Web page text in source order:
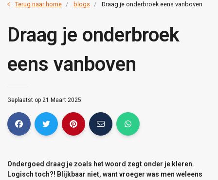
Terug naar home blogs Draag je onderbroek eens vanboven
Draag je onderbroek
eens vanboven
Geplaatst op 21 Maart 2025
Ondergoed draag je zoals het woord zegt onder je kleren.
Logisch toch?! Blijkbaar niet, want vroeger was men weleens